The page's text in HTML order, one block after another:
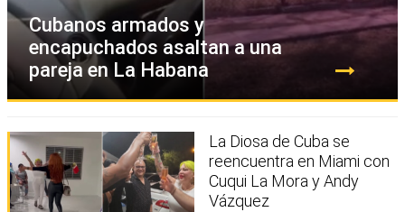
Cubanos armados y
encapuchados asaltan a una
pareja en La Habana
La Diosa de Cuba se
reencuentra en Miami con
Cuqui La Mora y Andy
Vázquez